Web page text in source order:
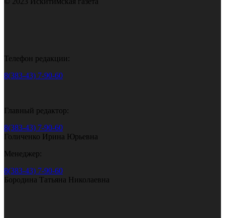
Телефон редакции:
8(383-43) 7-90-60
Главный редактор:
8(383-43) 7-90-60
Голиченко Ирина Юрьевна
Менеджер:
8(383-43) 7-90-60
Бородина Татьяна Николаевна